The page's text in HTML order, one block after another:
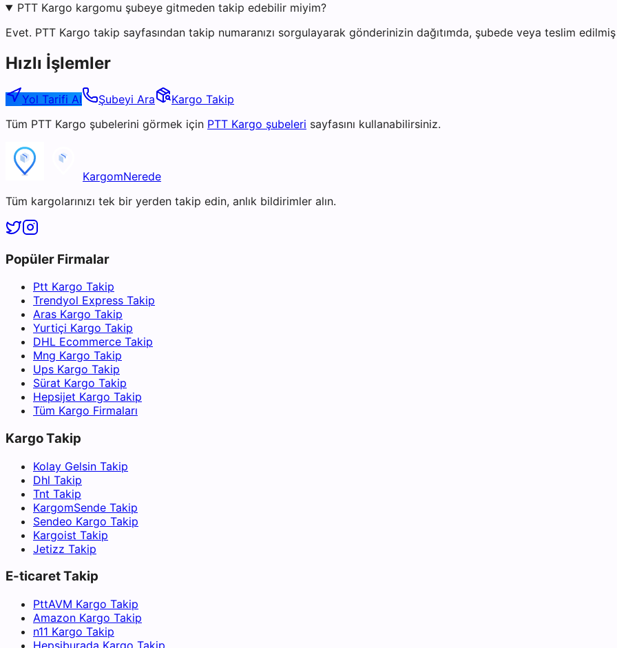
PTT Kargo kargomu şubeye gitmeden takip edebilir miyim?
Evet. PTT Kargo takip sayfasından takip numaranızı sorgulayarak gönderinizin dağıtımda, şubede veya teslim
Hızlı İşlemler
Yol Tarifi Al Şubeyi Ara
Kargo Takip
Tüm PTT Kargo şubelerini görmek için PTT Kargo şubeleri sayfasını kullanabilirsiniz.
KargomNerede
Tüm kargolarınızı tek bir yerden takip edin, anlık bildirimler alın.
Popüler Firmalar
Ptt Kargo Takip
Trendyol Express Takip
Aras Kargo Takip
Yurtiçi Kargo Takip
DHL Ecommerce Takip
Mng Kargo Takip
Ups Kargo Takip
Sürat Kargo Takip
Hepsijet Kargo Takip
Tüm Kargo Firmaları
Kargo Takip
Kolay Gelsin Takip
Dhl Takip
Tnt Takip
KargomSende Takip
Sendeo Kargo Takip
Kargoist Takip
Jetizz Takip
E-ticaret Takip
PttAVM Kargo Takip
Amazon Kargo Takip
n11 Kargo Takip